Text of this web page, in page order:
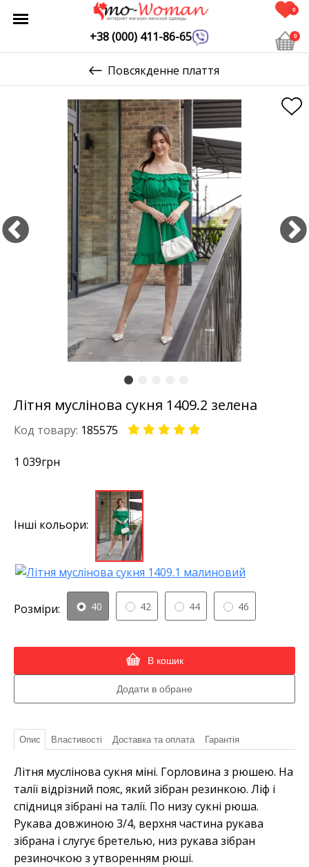
+38 (000) 411-86-65
0
0
Повсякденне плаття
Літня муслінова сукня 1409.2 зелена
Код товару: 185575
1 039грн
Інші кольори:
Розміри: 40 42 44 46
В кошик
Опис Властивості Доставка та оплата Гарантія
Літня муслінова сукня міні. Горловина з рюшею. На
талії відрізний пояс, який зібран резинкою. Ліф і
спідниця зібрані на талії. По низу сукні рюша.
Рукава довжиною 3/4, верхня частина рукава
зібрана і слугує бретелью, низ рукава зібран
резиночкою з утворенням рюші.